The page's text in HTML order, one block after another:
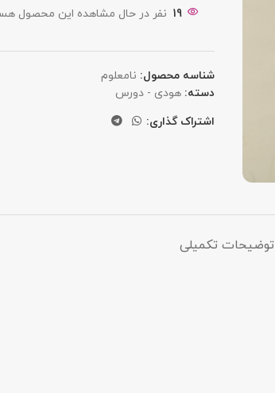
19 نفر در حال مشاهده این محصول
شناسه محصول: نامعلوم
دسته: هودی - دورس
اشتراک گذاری:
توضیحات تکمیلی